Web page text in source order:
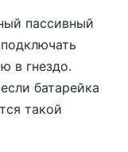
пассивный
в гнездо.
батарейка
такой